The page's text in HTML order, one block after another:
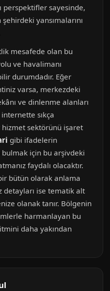
perspektifler sayesinde,
şehirdeki yansımalarını
mesafede olan bu
ve havalimanı
durumdadır. Eğer
varsa, merkezdeki
ve dinlenme alanları
sıkça
hizmet sektörünü işaret
gibi ifadelerin
için bu arşivdeki
faydalı olacaktır.
bütün olarak anlama
detayları ise tematik alt
olanak tanır. Bölgenin
harmanlayan bu
daha yakından